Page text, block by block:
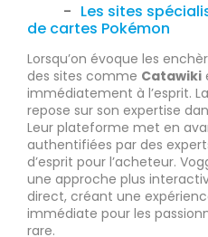
Les sites
de cartes Pokémon
Lorsqu’on évoque les
des sites comme Catawiki
immédiatement à l’esprit.
repose sur son expertise
Leur plateforme met en
authentifiées par des
d’esprit pour l’acheteur.
une approche plus
direct, créant une
immédiate pour les
rare.